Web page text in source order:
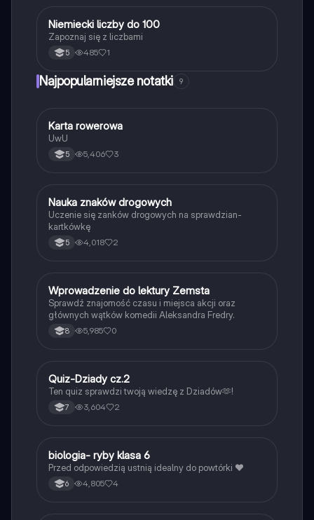
NJęzyk niemiecki
Niemiecki liczby do 100
Zapoznaj się z liczbami
5 485 1
Najpopularniejsze notatki 9
KTechnika
Karta rowerowa
UwU
5 5,406 3
NTechnika
Nauka znaków drogowych
Uczenie się zanków drogowych na sprawdzian-
kartkówkę
5 4,018 2
WJęzyk polski
Wprowadzenie do lektury Zemsta
Sprawdź znajomość czasu i miejsca akcji oraz
głównych wątków komedii Aleksandra Fredry.
8 5,985 0
QJęzyk polski
Quiz-Dziady cz.2
Ten quiz sprawdzi twoją wiedzę z Dziadów🫶!
7 3,604 2
BBiologia
biologia- ryby klasa 6
Przed odpowiedzią ustnią idealny do powtórki ❤️
6 4,805 4